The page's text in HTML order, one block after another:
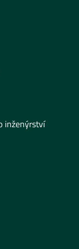
inženýrství